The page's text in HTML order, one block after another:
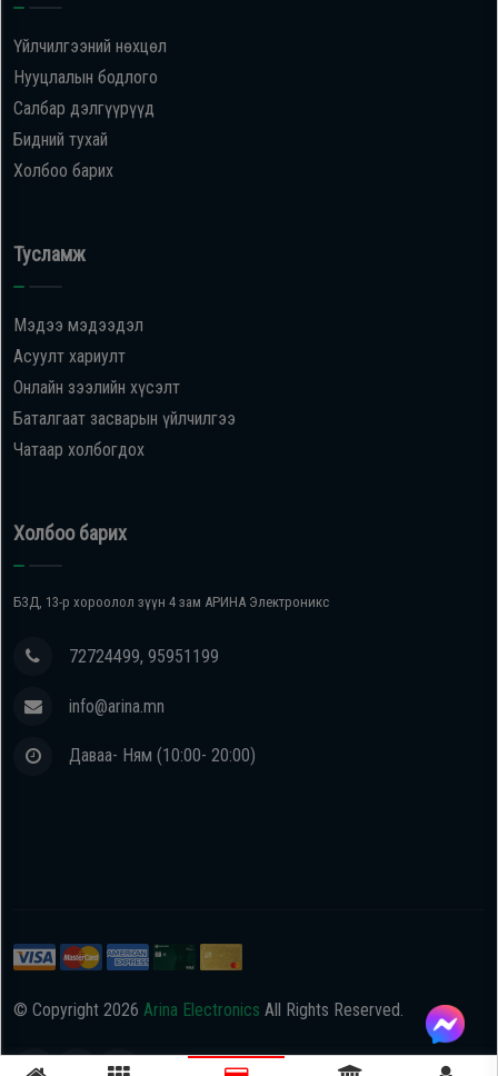
Үйлчилгээний нөхцөл
Нууцлалын бодлого
Салбар дэлгүүрүүд
Бидний тухай
Холбоо барих
Тусламж
Мэдээ мэдээдэл
Асуулт хариулт
Онлайн зээлийн хүсэлт
Баталгаат засварын үйлчилгээ
Чатаар холбогдох
Холбоо барих
БЗД, 13-р хороолол зүүн 4 зам АРИНА Электроникс
72724499, 95951199
info@arina.mn
Даваа- Ням (10:00- 20:00)
© Copyright 2026 Arina Electronics All Rights Reserved.